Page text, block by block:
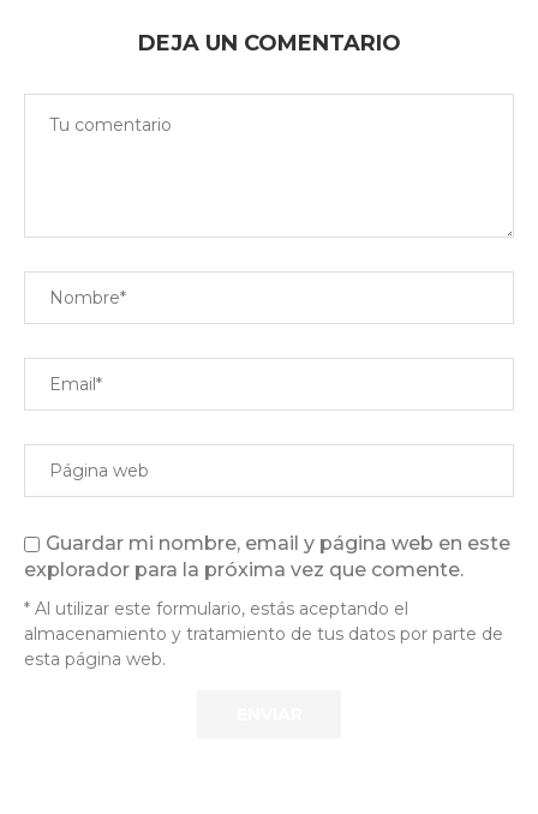
DEJA UN COMENTARIO
Guardar mi nombre, email y página web en este
explorador para la próxima vez que comente.
* Al utilizar este formulario, estás aceptando el
almacenamiento y tratamiento de tus datos por parte de
esta página web.